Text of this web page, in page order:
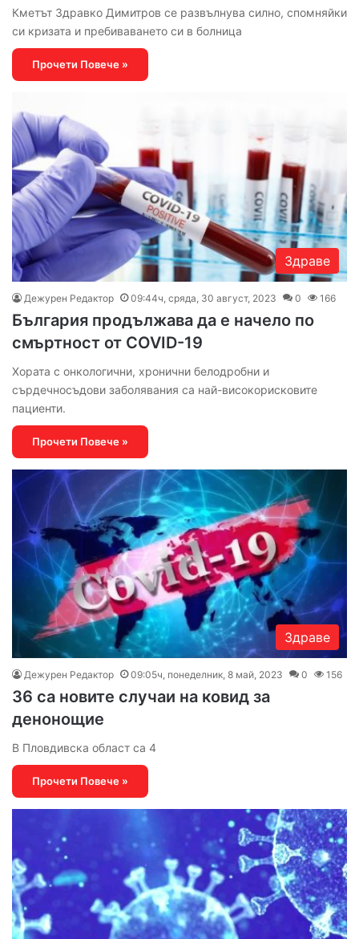
Кметът Здравко Димитров се развълнува силно, спомняйки
си кризата и пребиваването си в болница
Прочети Повече »
Здраве
Дежурен Редактор 09:44ч, сряда, 30 август, 2023 0 166
България продължава да е начело по
смъртност от COVID-19
Хората с онкологични, хронични белодробни и
сърдечносъдови заболявания са най-високорисковите
пациенти.
Прочети Повече »
Здраве
Дежурен Редактор 09:05ч, понеделник, 8 май, 2023 0 156
36 са новите случаи на ковид за
денонощие
В Пловдивска област са 4
Прочети Повече »